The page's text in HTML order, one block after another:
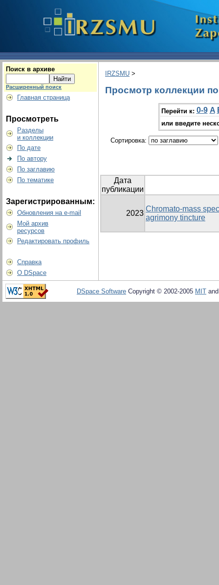
Поиск в архиве
Расширенный поиск
Главная страница
Просмотреть
Разделы
и коллекции
По дате
По автору
По заглавию
По тематике
Зарегистрированным:
Обновления на e-mail
Мой архив
ресурсов
Редактировать профиль
Справка
О DSpace
IRZSMU >
Просмотр коллекции
Перейти к: 0-9 A
или введите
Сортировка:
Дата
публикации
2023
Chromato-mass
agrimony tincture
DSpace Software Copyright © 2002-2005 MIT